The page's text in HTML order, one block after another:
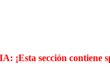
¡Esta sección contiene